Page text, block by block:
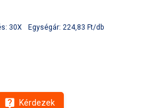
30X Egységár: 224,83 Ft/db
Kérdezek